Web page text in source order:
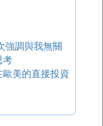
強調與我無關
考
美的直接投資